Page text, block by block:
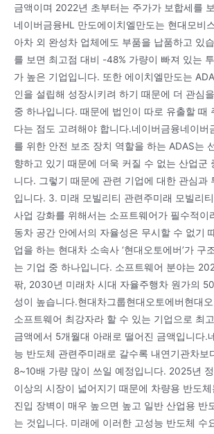
금액이며 2022년 초부터는 주가가 보합세를
네이버금융HL 만도에이치엘만도는 현대모비
아차 외 완성차 업체에도 부품을 납품하고 있
를 보면 최고점 대비 -48% 가량이 빠져 있는
가 높은 기업입니다. 또한 에이치엘만도는
인을 설립해 성장시키려 하기 때문에 더 관심
중 하나입니다. 때문에 법인이 따로 유출할 때
다는 점도 고려해야 합니다.네이버금융네이버
를 위한 안전 보조 장치 역할을 하는 ADAS는
향하고 있기 때문에 더욱 커질 수 없는 산업군
니다. 그렇기 때문에 관련 기업에 대한 관심과
입니다. 3. 미래 모빌리티 관련주미래 모빌리
사업 강화를 위해서는 소프트웨어가 필수적이
동차 공간 안에서의 자율성은 무시할 수 없기
업을 하는 현대차 소속사 ‘현대오토에버’가 구
는 기업 중 하나입니다. 소프트웨어 분야는
팎, 2030년 미래차 시대 자율주행차 원가의
성이 높습니다.현대차그룹현대오토에버현대
소프트웨어 최강자라 할 수 있는 기업으로 최
금액에서 5개월대 아래로 떨어진 금액입니다.
능 반도체 관련주미래로 갈수록 내연기관차보
8~10배 가량 많이 쓰일 예정입니다. 2025년
이상의 시장이 넓어지기 때문에 차량용 반도
진입 장벽이 매우 높으면 높고 일반 산업용 반
는 것입니다. 미래에 이러한 고성능 반도체 수